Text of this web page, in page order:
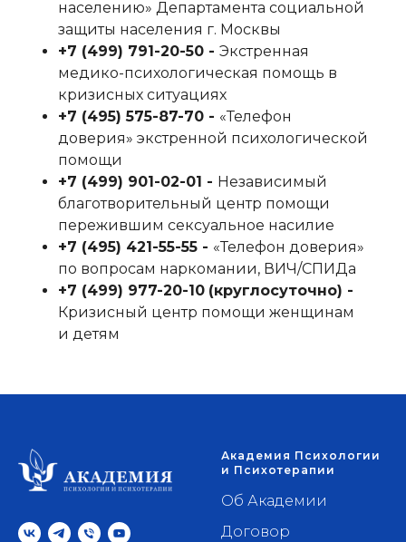
населению» Департамента социальной
защиты населения г. Москвы
+7 (499) 791-20-50‬ - Экстренная
медико-психологическая помощь в
кризисных ситуациях
+7 (495) 575-87-70‬ - «Телефон
доверия» экстренной психологической
помощи
+7 (499) 901-02-01‬ - Независимый
благотворительный центр помощи
пережившим сексуальное насилие
+7 (495) 421-55-55‬ - «Телефон доверия»
по вопросам наркомании, ВИЧ/СПИДа
+7 (499) 977-20-10 (круглосуточно) -
Кризисный центр помощи женщинам
и детям
Академия Психологии
и Психотерапии
Об Академии
Договор